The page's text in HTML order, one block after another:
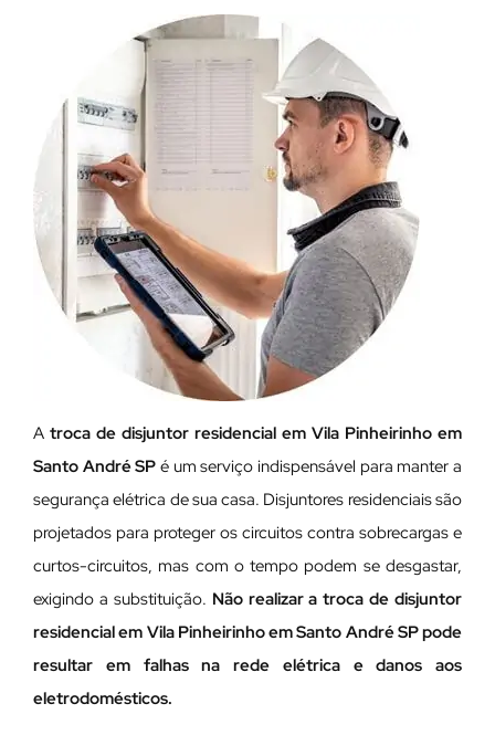
A troca de disjuntor residencial em Vila Pinheirinho em
Santo André SP é um serviço indispensável para manter a
segurança elétrica de sua casa. Disjuntores residenciais são
projetados para proteger os circuitos contra sobrecargas e
curtos-circuitos, mas com o tempo podem se desgastar,
exigindo a substituição. Não realizar a troca de disjuntor
residencial em Vila Pinheirinho em Santo André SP pode
resultar em falhas na rede elétrica e danos aos
eletrodomésticos.